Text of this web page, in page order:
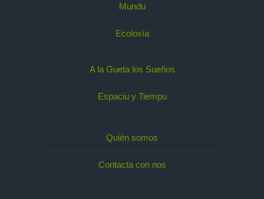
Mundu
Ecoloxía
A la Gueta los Sueños
Espaciu y Tiempu
Quién somos
Contacta con nos